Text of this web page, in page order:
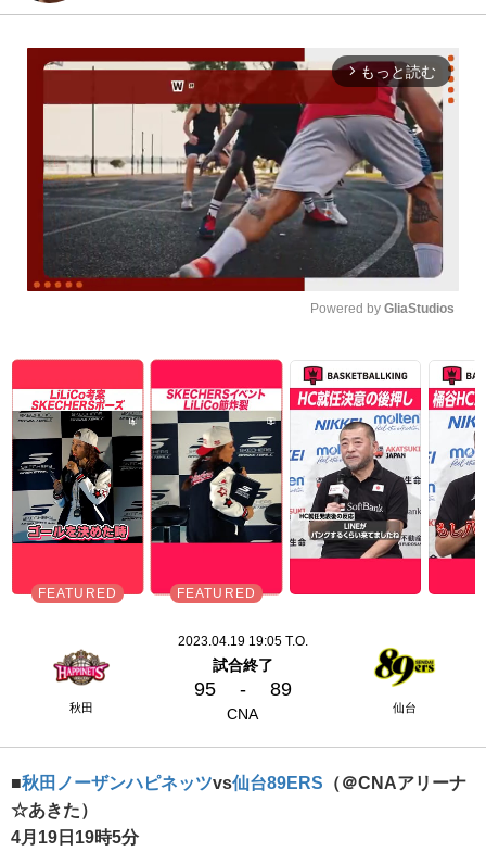
arrow_forward_ios もっと読む
Powered by GliaStudios
秋田
2023.04.19 19:05 T.O.
試合終了
95 - 89
CNA 仙台
■秋田ノーザンハピネッツvs仙台89ERS （＠CNAアリーナ
☆あきた）
4月19日19時5分